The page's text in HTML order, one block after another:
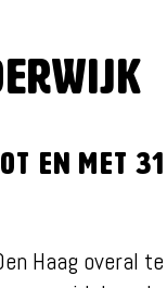
en met
Haag overal